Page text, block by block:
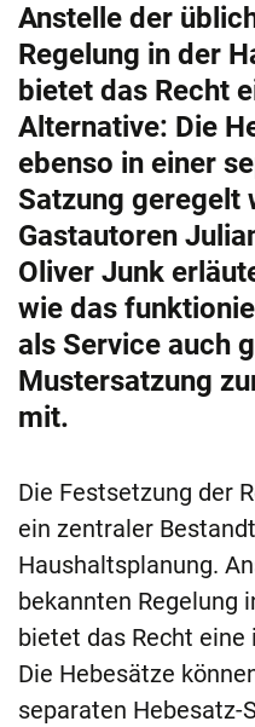
Anstelle der
Regelung in der
bietet das Recht
Alternative: Die
ebenso in einer
Satzung geregelt
Gastautoren
Oliver Junk
wie das
als Service auch
Mustersatzung
mit.
Die Festsetzung der
ein zentraler
Haushaltsplanung.
bekannten Regelung
bietet das Recht
Die Hebesätze
separaten Hebesatz-